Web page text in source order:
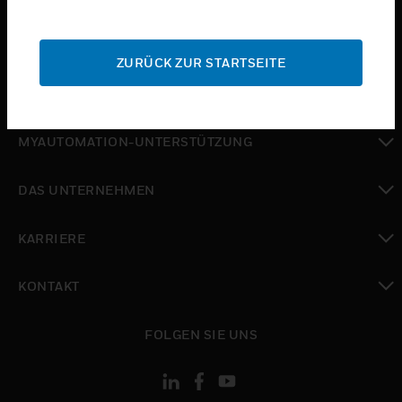
SUPPORT
toggle view
toggle view
MYAUTOMATION-UNTERSTÜTZUNG
DAS UNTERNEHMEN
KARRIERE
KONTAKT
FOLGEN SIE UNS
ZURÜCK ZUR STARTSEITE